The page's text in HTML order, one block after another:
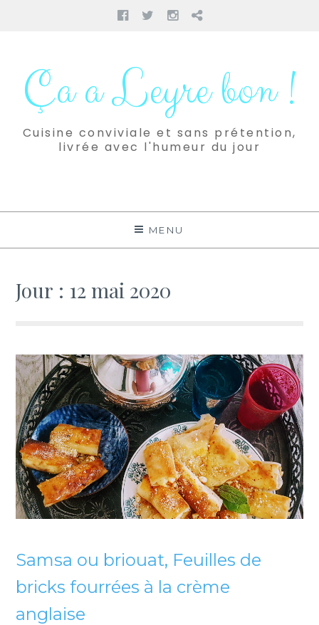
Facebook
TwitterInstagram
Pinterest
contenuÇa a Leyre bon !
Cuisine conviviale et sans prétention,
livrée avec l'humeur du jour
MENU
Jour : 12 mai 2020
Samsa ou briouat, Feuilles de
bricks fourrées à la crème
anglaise